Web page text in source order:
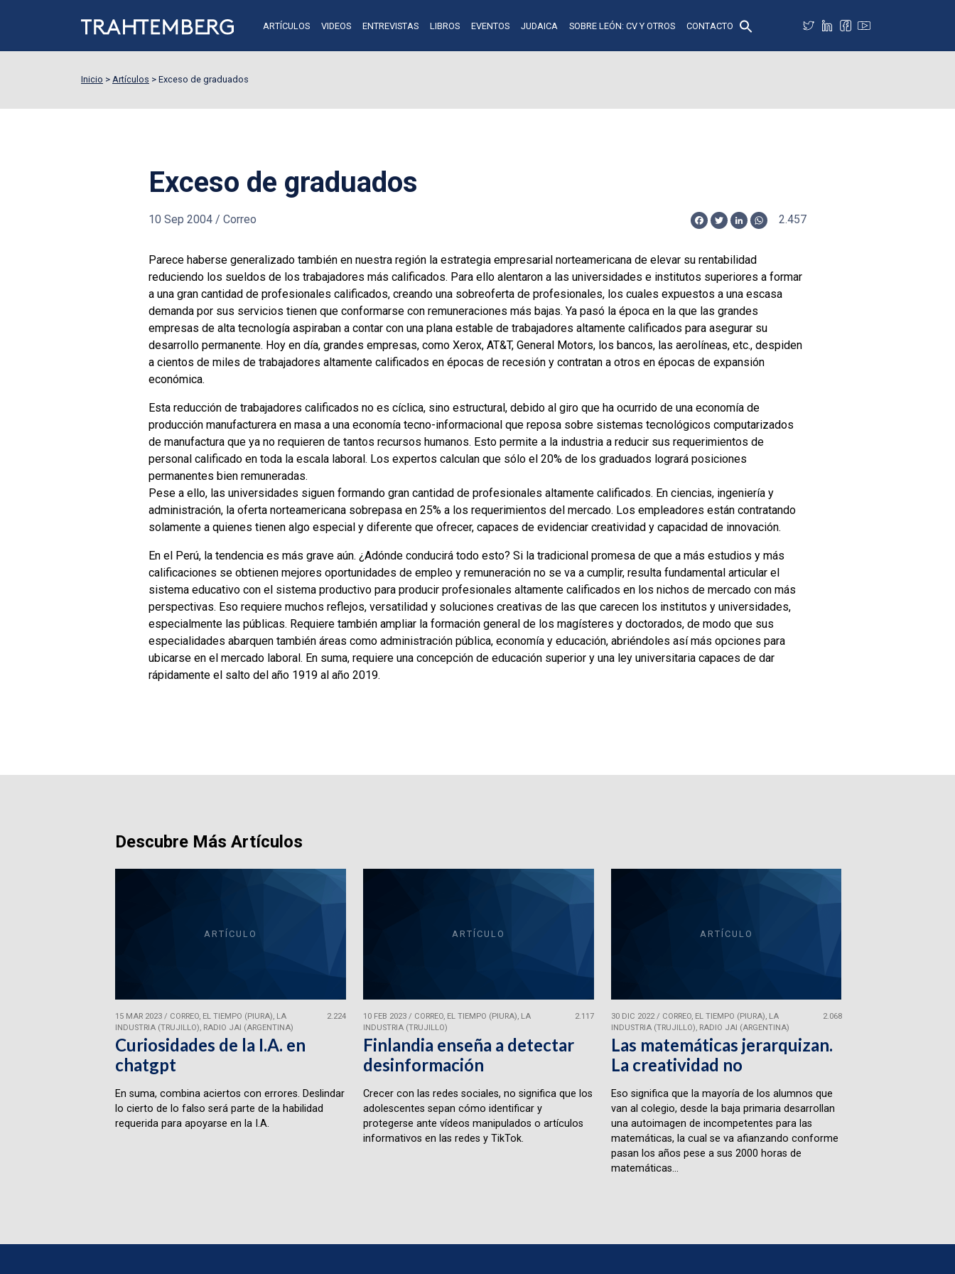
ARTÍCULOS VIDEOS ENTREVISTAS LIBROS EVENTOS JUDAICA SOBRE LEÓN: CV Y OTROS CONTACTO
Inicio > Artículos > Exceso de graduados
Exceso de graduados
10 Sep 2004 / Correo
Facebook
TwitterLinkedInWhatsApp
2.457
Parece haberse generalizado también en nuestra región la estrategia empresarial norteamericana de elevar su rentabilidad
reduciendo los sueldos de los trabajadores más calificados. Para ello alentaron a las universidades e institutos superiores a formar
a una gran cantidad de profesionales calificados, creando una sobreoferta de profesionales, los cuales expuestos a una escasa
demanda por sus servicios tienen que conformarse con remuneraciones más bajas. Ya pasó la época en la que las grandes
empresas de alta tecnología aspiraban a contar con una plana estable de trabajadores altamente calificados para asegurar su
desarrollo permanente. Hoy en día, grandes empresas, como Xerox, AT&T, General Motors, los bancos, las aerolíneas, etc., despiden
a cientos de miles de trabajadores altamente calificados en épocas de recesión y contratan a otros en épocas de expansión
económica.
Esta reducción de trabajadores calificados no es cíclica, sino estructural, debido al giro que ha ocurrido de una economía de
producción manufacturera en masa a una economía tecno-informacional que reposa sobre sistemas tecnológicos computarizados
de manufactura que ya no requieren de tantos recursos humanos. Esto permite a la industria a reducir sus requerimientos de
personal calificado en toda la escala laboral. Los expertos calculan que sólo el 20% de los graduados logrará posiciones
permanentes bien remuneradas.
Pese a ello, las universidades siguen formando gran cantidad de profesionales altamente calificados. En ciencias, ingeniería y
administración, la oferta norteamericana sobrepasa en 25% a los requerimientos del mercado. Los empleadores están contratando
solamente a quienes tienen algo especial y diferente que ofrecer, capaces de evidenciar creatividad y capacidad de innovación.
En el Perú, la tendencia es más grave aún. ¿Adónde conducirá todo esto? Si la tradicional promesa de que a más estudios y más
calificaciones se obtienen mejores oportunidades de empleo y remuneración no se va a cumplir, resulta fundamental articular el
sistema educativo con el sistema productivo para producir profesionales altamente calificados en los nichos de mercado con más
perspectivas. Eso requiere muchos reflejos, versatilidad y soluciones creativas de las que carecen los institutos y universidades,
especialmente las públicas. Requiere también ampliar la formación general de los magísteres y doctorados, de modo que sus
especialidades abarquen también áreas como administración pública, economía y educación, abriéndoles así más opciones para
ubicarse en el mercado laboral. En suma, requiere una concepción de educación superior y una ley universitaria capaces de dar
rápidamente el salto del año 1919 al año 2019.
Descubre Más Artículos
ARTÍCULO
15 MAR 2023/ CORREO, EL TIEMPO (PIURA), LA
INDUSTRIA (TRUJILLO), RADIO JAI (ARGENTINA)
2.224
Curiosidades de la I.A. en
chatgpt
En suma, combina aciertos con errores. Deslindar
lo cierto de lo falso será parte de la habilidad
requerida para apoyarse en la I.A.
ARTÍCULO
10 FEB 2023/ CORREO, EL TIEMPO (PIURA), LA
INDUSTRIA (TRUJILLO)
2.117
Finlandia enseña a detectar
desinformación
Crecer con las redes sociales, no significa que los
adolescentes sepan cómo identificar y
protegerse ante vídeos manipulados o artículos
informativos en las redes y TikTok.
ARTÍCULO
30 DIC 2022/ CORREO, EL TIEMPO (PIURA), LA
INDUSTRIA (TRUJILLO), RADIO JAI (ARGENTINA)
2.068
Las matemáticas jerarquizan.
La creatividad no
Eso significa que la mayoría de los alumnos que
van al colegio, desde la baja primaria desarrollan
una autoimagen de incompetentes para las
matemáticas, la cual se va afianzando conforme
pasan los años pese a sus 2000 horas de
matemáticas...